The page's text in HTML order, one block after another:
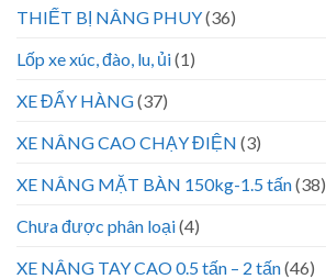
THIẾT BỊ NÂNG PHUY(36)
Lốp xe xúc, đào, lu, ủi(1)
XE ĐẨY HÀNG(37)
XE NÂNG CAO CHẠY ĐIỆN (3)
XE NÂNG MẶT BÀN 150kg-1.5 tấn(38)
Chưa được phân loại(4)
XE NÂNG TAY CAO 0.5 tấn – 2 tấn(46)